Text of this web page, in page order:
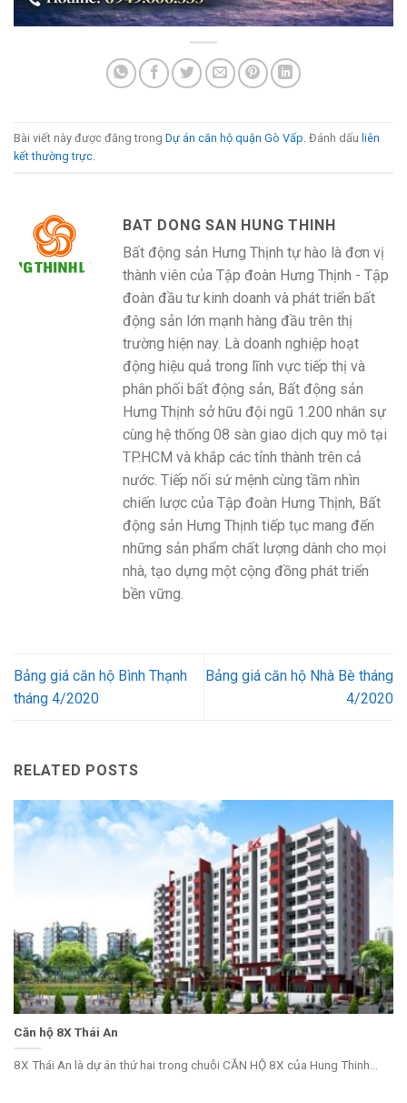
Bài viết này được đăng trong Dự án căn hộ quận Gò Vấp . Đánh dấu liên
kết thường trực
BAT DONG SAN HUNG THINH
Bất động sản Hưng Thịnh tự hào là đơn vị
thành viên của Tập đoàn Hưng Thịnh - Tập
đoàn đầu tư kinh doanh và phát triển bất
động sản lớn mạnh hàng đầu trên thị
trường hiện nay. Là doanh nghiệp hoạt
động hiệu quả trong lĩnh vực tiếp thị và
phân phối bất động sản, Bất động sản
Hưng Thịnh sở hữu đội ngũ 1.200 nhân sự
cùng hệ thống 08 sàn giao dịch quy mô tại
TP.HCM và khắp các tỉnh thành trên cả
nước. Tiếp nối sứ mệnh cùng tầm nhìn
chiến lược của Tập đoàn Hưng Thịnh, Bất
động sản Hưng Thịnh tiếp tục mang đến
những sản phẩm chất lượng dành cho mọi
nhà, tạo dựng một cộng đồng phát triển
bền vững.
Bảng giá căn hộ Bình Thạnh
tháng 4/2020
Bảng giá căn hộ Nhà Bè tháng
4/2020
RELATED POSTS
Căn hộ 8X Thái An
8X Thái An là dự án thứ hai trong chuỗi CĂN HỘ 8X của Hung Thinh...